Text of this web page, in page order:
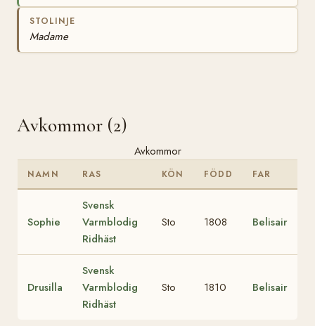
STOLINJE
Madame
Avkommor (2)
Avkommor
NAMN RAS KÖN FÖDD FAR
Sophie
Svensk
Varmblodig
Ridhäst
Sto 1808 Belisair
Drusilla
Svensk
Varmblodig
Ridhäst
Sto 1810 Belisair